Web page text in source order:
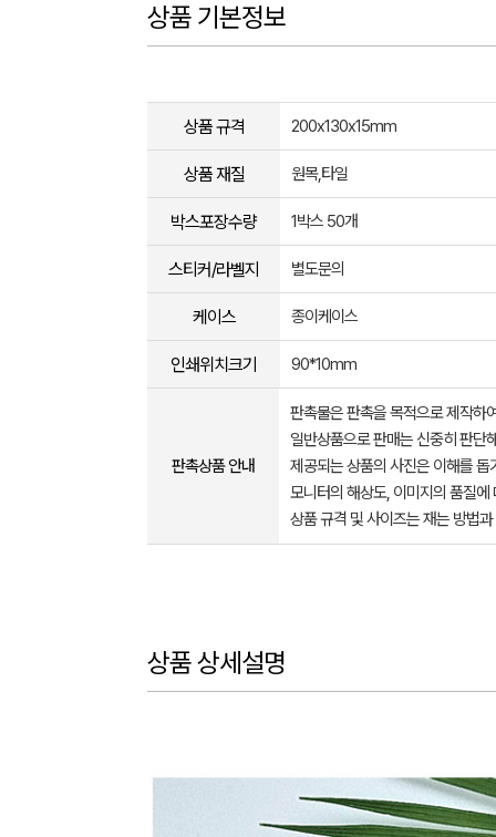
상품 기본정보
상품 규격 200x130x15mm
상품 재질 원목,타일
박스포장수량 1박스 50개
스티커/라벨지 별도문의
케이스 종이케이스
인쇄위치크기 90*10mm
판촉상품 안내
판촉물은 판촉을 목적으로 제작하
일반상품으로 판매는 신중히 판단
제공되는 상품의 사진은 이해를
모니터의 해상도, 이미지의 품질
상품 규격 및 사이즈는 재는 방법
상품 상세설명